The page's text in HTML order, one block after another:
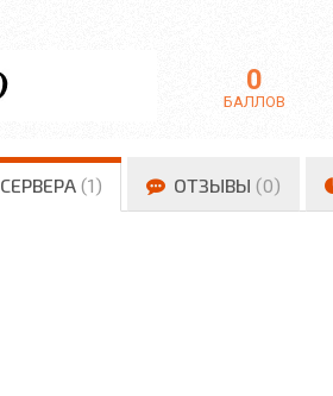
0
БАЛЛОВ
СЕРВЕРА (1) ОТЗЫВЫ (0)